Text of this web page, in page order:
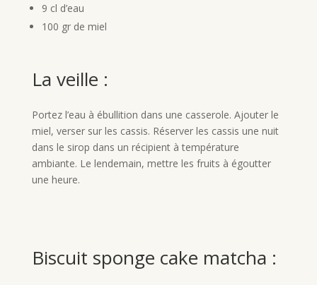
9 cl d’eau
100 gr de miel
La veille :
Portez l’eau à ébullition dans une casserole. Ajouter le
miel, verser sur les cassis. Réserver les cassis une nuit
dans le sirop dans un récipient à température
ambiante. Le lendemain, mettre les fruits à égoutter
une heure.
Biscuit sponge cake matcha :